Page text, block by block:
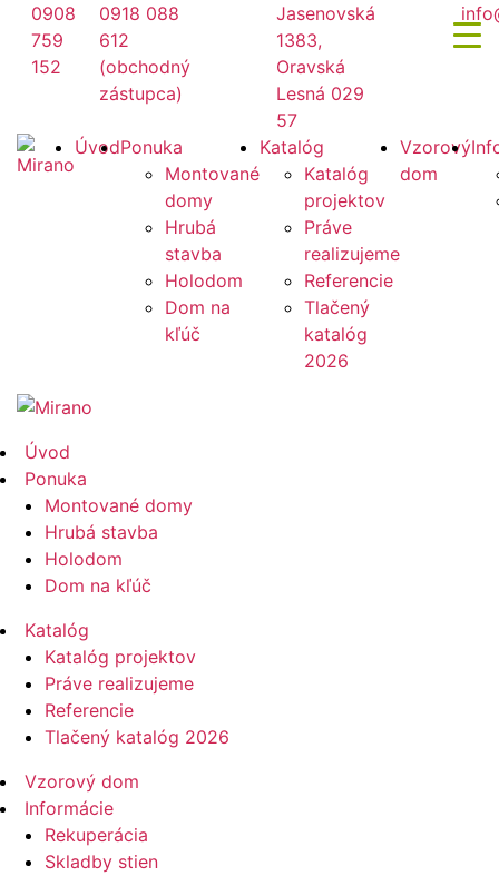
Preskočiť
obsah
0908
759
152
0918 088
612
(obchodný
zástupca)
Jasenovská
1383,
Oravská
Lesná 029
57
Mirano
ÚvodPonuka
Montované
domy
Hrubá
stavba
Holodom
Dom na
kľúč
Katalóg
Katalóg
projektov
Práve
realizujeme
Referencie
Tlačený
katalóg
2026
Vzorový
dom
Úvod
Ponuka
Montované domy
Hrubá stavba
Holodom
Dom na kľúč
Katalóg
Katalóg projektov
Práve realizujeme
Referencie
Tlačený katalóg 2026
Vzorový dom
Informácie
Rekuperácia
Skladby stien